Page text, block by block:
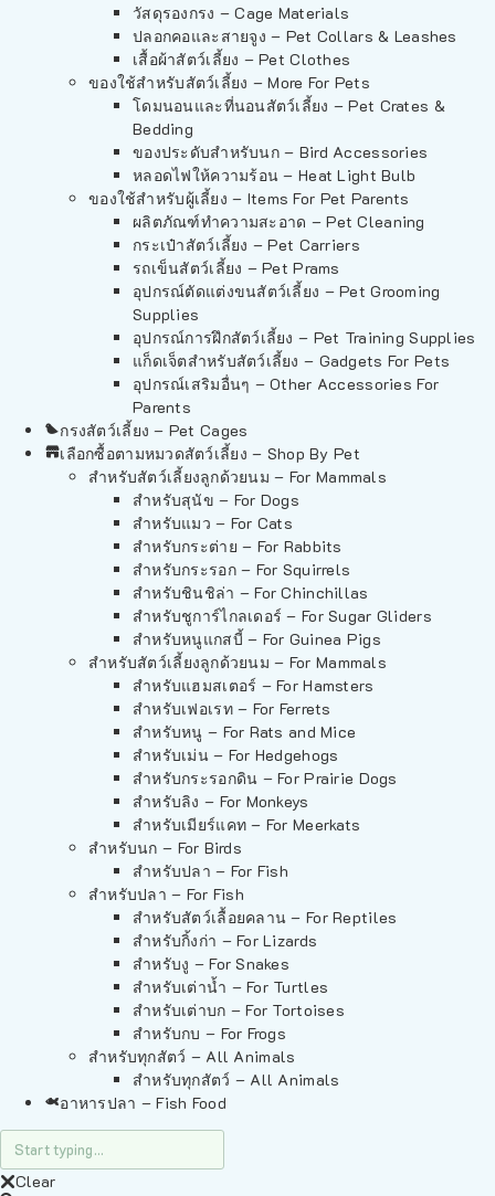
วัสดุรองกรง – Cage Materials
ปลอกคอและสายจูง – Pet Collars & Leashes
เสื้อผ้าสัตว์เลี้ยง – Pet Clothes
ของใช้สำหรับสัตว์เลี้ยง – More For Pets
โดมนอนและที่นอนสัตว์เลี้ยง – Pet Crates &
Bedding
ของประดับสำหรับนก – Bird Accessories
หลอดไฟให้ความร้อน – Heat Light Bulb
ของใช้สำหรับผู้เลี้ยง – Items For Pet Parents
ผลิตภัณฑ์ทำความสะอาด – Pet Cleaning
กระเป๋าสัตว์เลี้ยง – Pet Carriers
รถเข็นสัตว์เลี้ยง – Pet Prams
อุปกรณ์ตัดแต่งขนสัตว์เลี้ยง – Pet Grooming
Supplies
อุปกรณ์การฝึกสัตว์เลี้ยง – Pet Training Supplies
แก็ดเจ็ตสำหรับสัตว์เลี้ยง – Gadgets For Pets
อุปกรณ์เสริมอื่นๆ – Other Accessories For
Parents
กรงสัตว์เลี้ยง – Pet Cages
เลือกซื้อตามหมวดสัตว์เลี้ยง – Shop By Pet
สำหรับสัตว์เลี้ยงลูกด้วยนม – For Mammals
สำหรับสุนัข – For Dogs
สำหรับแมว – For Cats
สำหรับกระต่าย – For Rabbits
สำหรับกระรอก – For Squirrels
สำหรับชินชิล่า – For Chinchillas
สำหรับชูการ์ไกลเดอร์ – For Sugar Gliders
สำหรับหนูแกสบี้ – For Guinea Pigs
สำหรับสัตว์เลี้ยงลูกด้วยนม – For Mammals
สำหรับแฮมสเตอร์ – For Hamsters
สำหรับเฟอเรท – For Ferrets
สำหรับหนู – For Rats and Mice
สำหรับเม่น – For Hedgehogs
สำหรับกระรอกดิน – For Prairie Dogs
สำหรับลิง – For Monkeys
สำหรับเมียร์แคท – For Meerkats
สำหรับนก – For Birds
สำหรับปลา – For Fish
สำหรับปลา – For Fish
สำหรับสัตว์เลื้อยคลาน – For Reptiles
สำหรับกิ้งก่า – For Lizards
สำหรับงู – For Snakes
สำหรับเต่าน้ำ – For Turtles
สำหรับเต่าบก – For Tortoises
สำหรับกบ – For Frogs
สำหรับทุกสัตว์ – All Animals
สำหรับทุกสัตว์ – All Animals
อาหารปลา – Fish Food
Clear